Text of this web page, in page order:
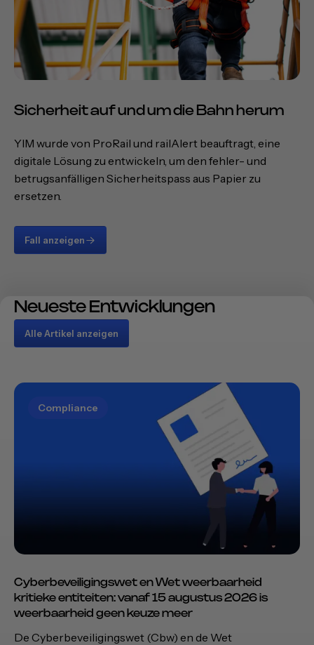
Sicherheit auf und um die Bahn herum
YIM wurde von ProRail und railAlert beauftragt, eine
digitale Lösung zu entwickeln, um den fehler- und
betrugsanfälligen Sicherheitspass aus Papier zu
ersetzen.
Fall anzeigen
Neueste Entwicklungen
Alle Artikel anzeigen
Compliance
Cyberbeveiligingswet en Wet weerbaarheid
kritieke entiteiten: vanaf 15 augustus 2026 is
weerbaarheid geen keuze meer
De Cyberbeveiligingswet (Cbw) en de Wet